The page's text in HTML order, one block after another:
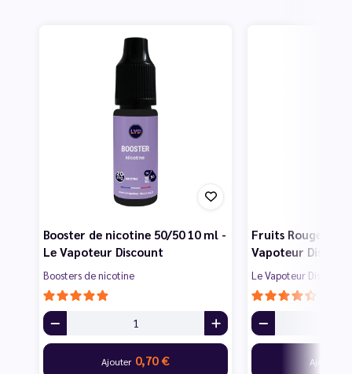
Booster de nicotine 50/50 10 ml -
Le Vapoteur Discount
Boosters de nicotine
Ajouter 0,70 €
Fruits Rouges 50
Vapoteur
Le Vapoteur Discount
Ajouter